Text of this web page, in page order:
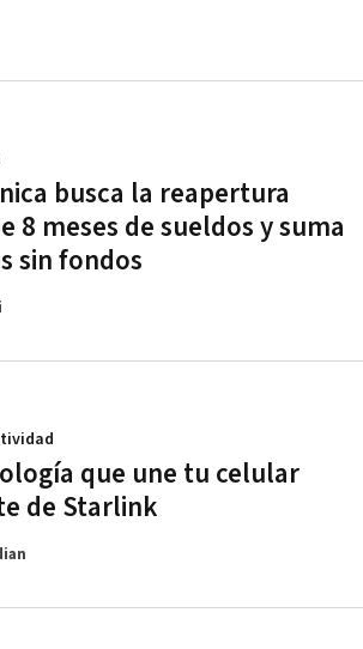
busca la reapertura
8 meses de sueldos y suma
sin fondos
que une tu celular
de Starlink